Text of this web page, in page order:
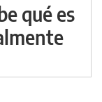
qué es